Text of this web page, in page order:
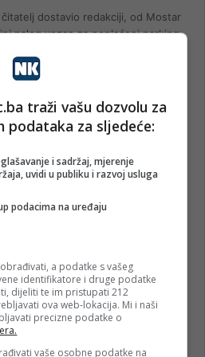
dostavio redakciji, od Mostar
nalog vezan za neplaćeni parking.
nasmijao region:
objavi recept za
a ja malo jača sam morala kroz
žene s…
posjedu u
ga je dočekalo
traži vašu dozvolu za
podataka za sljedeće:
i sadržaj, mjerenje
uvidi u publiku i razvoj usluga
podacima na uređaju
a podatke s vašeg
identifikatore i druge podatke
dijeliti te im pristupati 212
ova web-lokacija. Mi i naši
precizne podatke o
vaše osobne podatke na